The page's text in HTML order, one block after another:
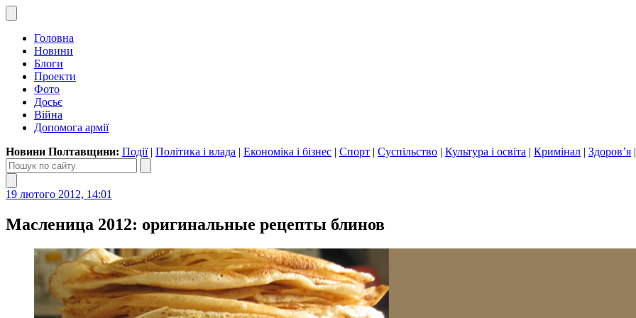
Головна
Новини
Блоги
Проекти
Фото
Досьє
Війна
Допомога армії
Новини Полтавщини: Події| Політика і влада | Економіка і бізнес | Спорт | Суспільство | Культура і освіта | Кримінал | Здоров’я |
19 лютого 2012, 14:01
Масленица 2012: оригинальные рецепты блинов